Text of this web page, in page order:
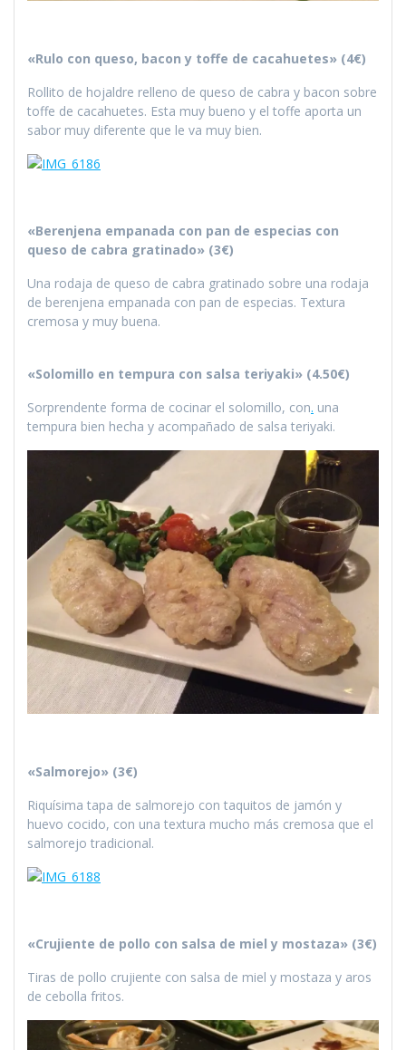
«Rulo con queso, bacon y toffe de cacahuetes» (4€)
Rollito de hojaldre relleno de queso de cabra y bacon sobre
toffe de cacahuetes. Esta muy bueno y el toffe aporta un
sabor muy diferente que le va muy bien.
«Berenjena empanada con pan de especias con
queso de cabra gratinado» (3€)
Una rodaja de queso de cabra gratinado sobre una rodaja
de berenjena empanada con pan de especias. Textura
cremosa y muy buena.
«Solomillo en tempura con salsa teriyaki» (4.50€)
Sorprendente forma de cocinar el solomillo, con. una
tempura bien hecha y acompañado de salsa teriyaki.
«Salmorejo» (3€)
Riquísima tapa de salmorejo con taquitos de jamón y
huevo cocido, con una textura mucho más cremosa que el
salmorejo tradicional.
«Crujiente de pollo con salsa de miel y mostaza» (3€)
Tiras de pollo crujiente con salsa de miel y mostaza y aros
de cebolla fritos.